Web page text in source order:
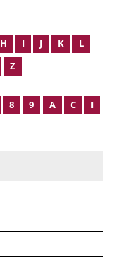
H I J K
L
Z
8 9 A C
I